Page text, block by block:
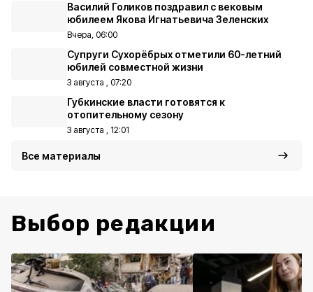
Василий Голиков поздравил с вековым
юбилеем Якова Игнатьевича Зеленских
Вчера, 06:00
Супруги Сухорёбрых отметили 60-летний
юбилей совместной жизни
3 августа , 07:20
Губкинские власти готовятся к
отопительному сезону
3 августа , 12:01
Все материалы
Выбор редакции